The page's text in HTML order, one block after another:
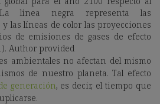
La línea negra representa las
las líneas de color las proyecciones
de emisiones de gases de efecto
Author provided
ambientales no afectan del mismo
de nuestro planeta. Tal efecto
generación, es decir, el tiempo que